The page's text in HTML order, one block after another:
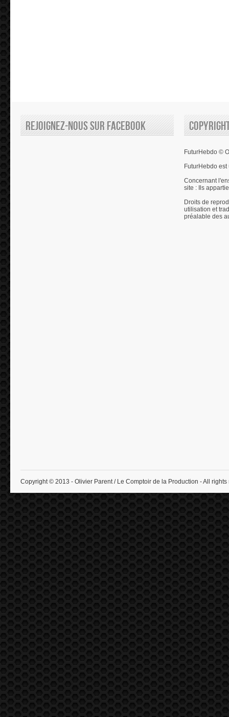
Rejoignez-nous sur Facebook
FuturHebdo ©
FuturHebdo
Concernant
site : Ils
Droits de
utilisation et
préalable des
Copyright © 2013 - Olivier Parent / Le Comptoir de la Production - All rights